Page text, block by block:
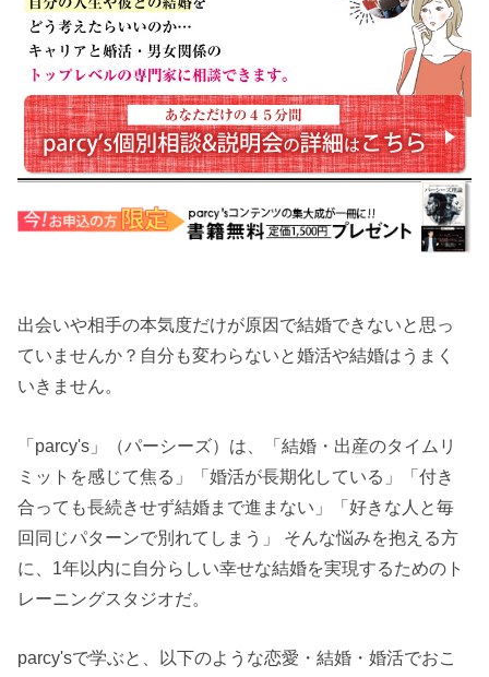
出会いや相手の本気度だけが原因で結婚できないと思っ
ていませんか？自分も変わらないと婚活や結婚はうまく
いきません。
「parcy's」（パーシーズ）は、「結婚・出産のタイムリ
ミットを感じて焦る」「婚活が長期化している」「付き
合っても長続きせず結婚まで進まない」「好きな人と毎
回同じパターンで別れてしまう」 そんな悩みを抱える方
に、1年以内に自分らしい幸せな結婚を実現するためのト
レーニングスタジオだ。
parcy'sで学ぶと、以下のような恋愛・結婚・婚活でおこ